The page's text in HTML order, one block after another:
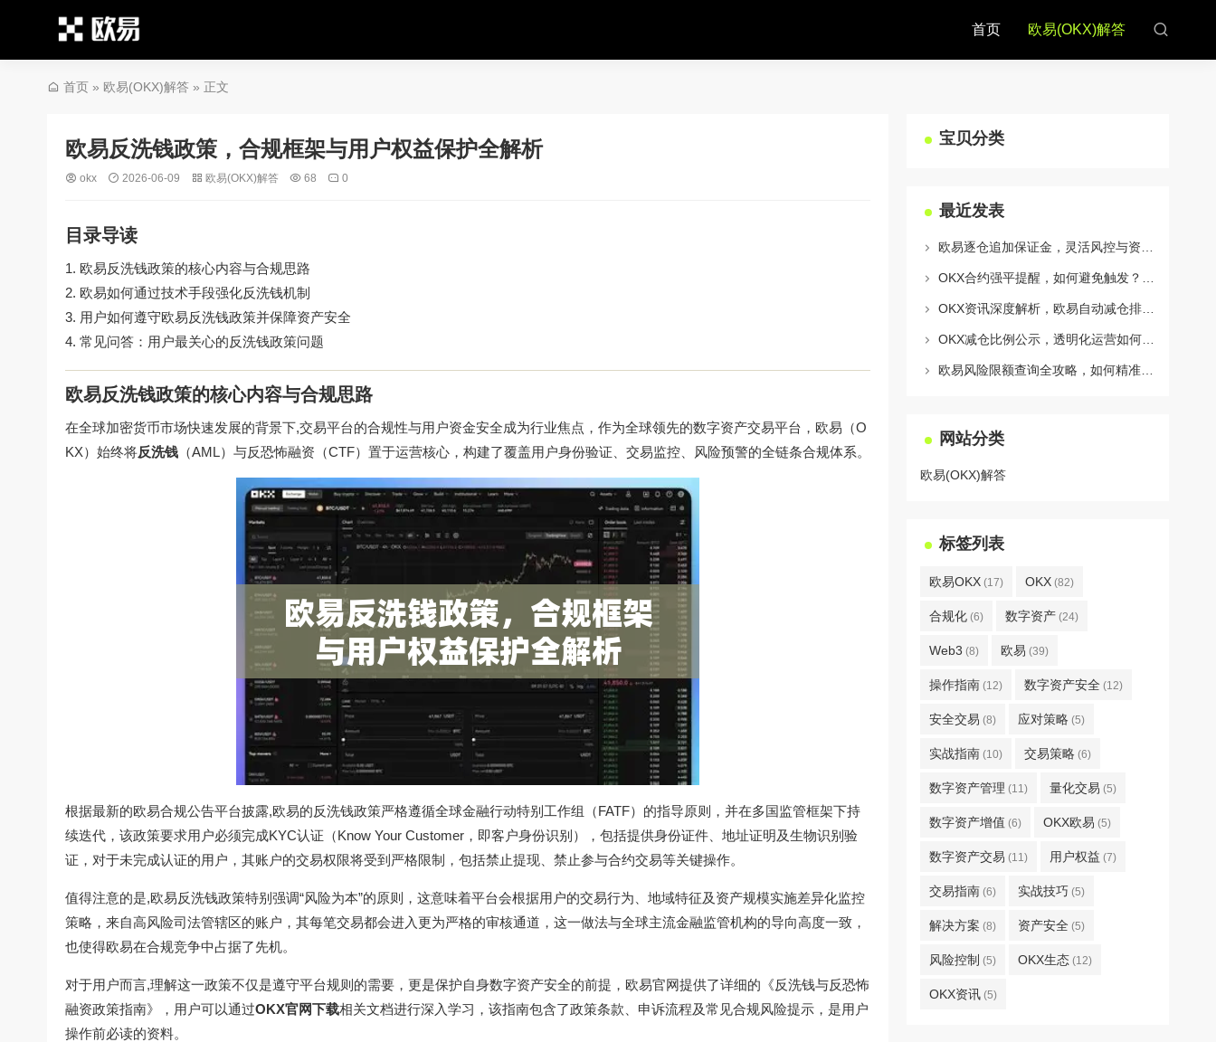
首页 欧易(OKX)解答
首页 » 欧易(OKX)解答 » 正文
欧易反洗钱政策，合规框架与用户权益保护全解析
okx 2026-06-09 欧易(OKX)解答 68 0
目录导读
欧易反洗钱政策的核心内容与合规思路
欧易如何通过技术手段强化反洗钱机制
用户如何遵守欧易反洗钱政策并保障资产安全
常见问答：用户最关心的反洗钱政策问题
欧易反洗钱政策的核心内容与合规思路
在全球加密货币市场快速发展的背景下,交易平台的合规性与用户资金安全成为行业焦点，作为全球领先的数字资产交易平台，欧易（O
KX）始终将反洗钱 （AML）与反恐怖融资（CTF）置于运营核心，构建了覆盖用户身份验证、交易监控、风险预警的全链条合规体系。
根据最新的欧易合规公告平台披露,欧易的反洗钱政策严格遵循全球金融行动特别工作组（FATF）的指导原则，并在多国监管框架下持
续迭代，该政策要求用户必须完成KYC认证（Know Your Customer，即客户身份识别），包括提供身份证件、地址证明及生物识别验
证，对于未完成认证的用户，其账户的交易权限将受到严格限制，包括禁止提现、禁止参与合约交易等关键操作。
值得注意的是,欧易反洗钱政策特别强调“风险为本”的原则，这意味着平台会根据用户的交易行为、地域特征及资产规模实施差异化监控
策略，来自高风险司法管辖区的账户，其每笔交易都会进入更为严格的审核通道，这一做法与全球主流金融监管机构的导向高度一致，
也使得欧易在合规竞争中占据了先机。
对于用户而言,理解这一政策不仅是遵守平台规则的需要，更是保护自身数字资产安全的前提，欧易官网提供了详细的《反洗钱与反恐怖
融资政策指南》，用户可以通过OKX官网下载相关文档进行深入学习，该指南包含了政策条款、申诉流程及常见合规风险提示，是用户
操作前必读的资料。
宝贝分类
最近发表
网站分类
欧易(OKX)解答
标签列表
欧易OKX (17) OKX (82)
合规化 (6) 数字资产 (24)
Web3 (8) 欧易 (39)
操作指南 (12) 数字资产安全 (12)
安全交易 (8) 应对策略 (5)
实战指南 (10) 交易策略 (6)
数字资产管理 (11) 量化交易 (5)
数字资产增值 (6) OKX欧易 (5)
数字资产交易 (11) 用户权益 (7)
交易指南 (6) 实战技巧 (5)
解决方案 (8) 资产安全 (5)
风险控制 (5) OKX生态 (12)
OKX资讯 (5)